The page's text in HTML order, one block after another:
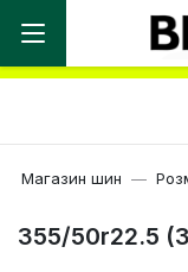
Ми
Магазин шин
355/50r22.5